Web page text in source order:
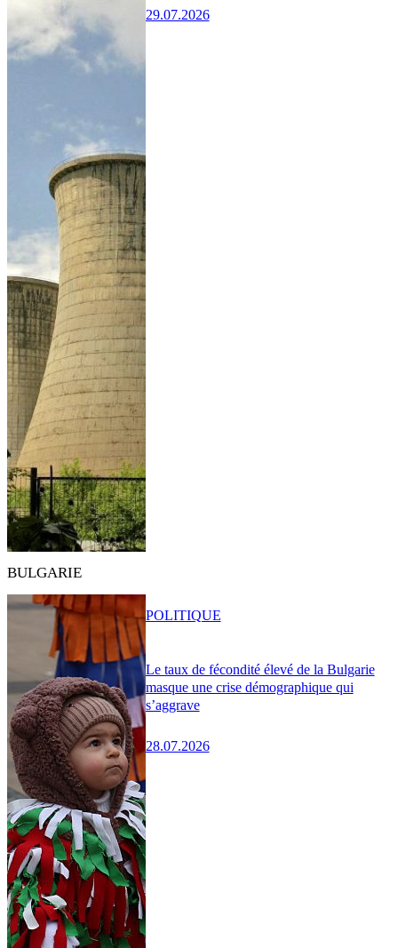
29.07.2026
BULGARIE
Le taux de fécondité élevé de la Bulgarie
masque une crise démographique qui
s’aggrave
28.07.2026
POLITIQUE